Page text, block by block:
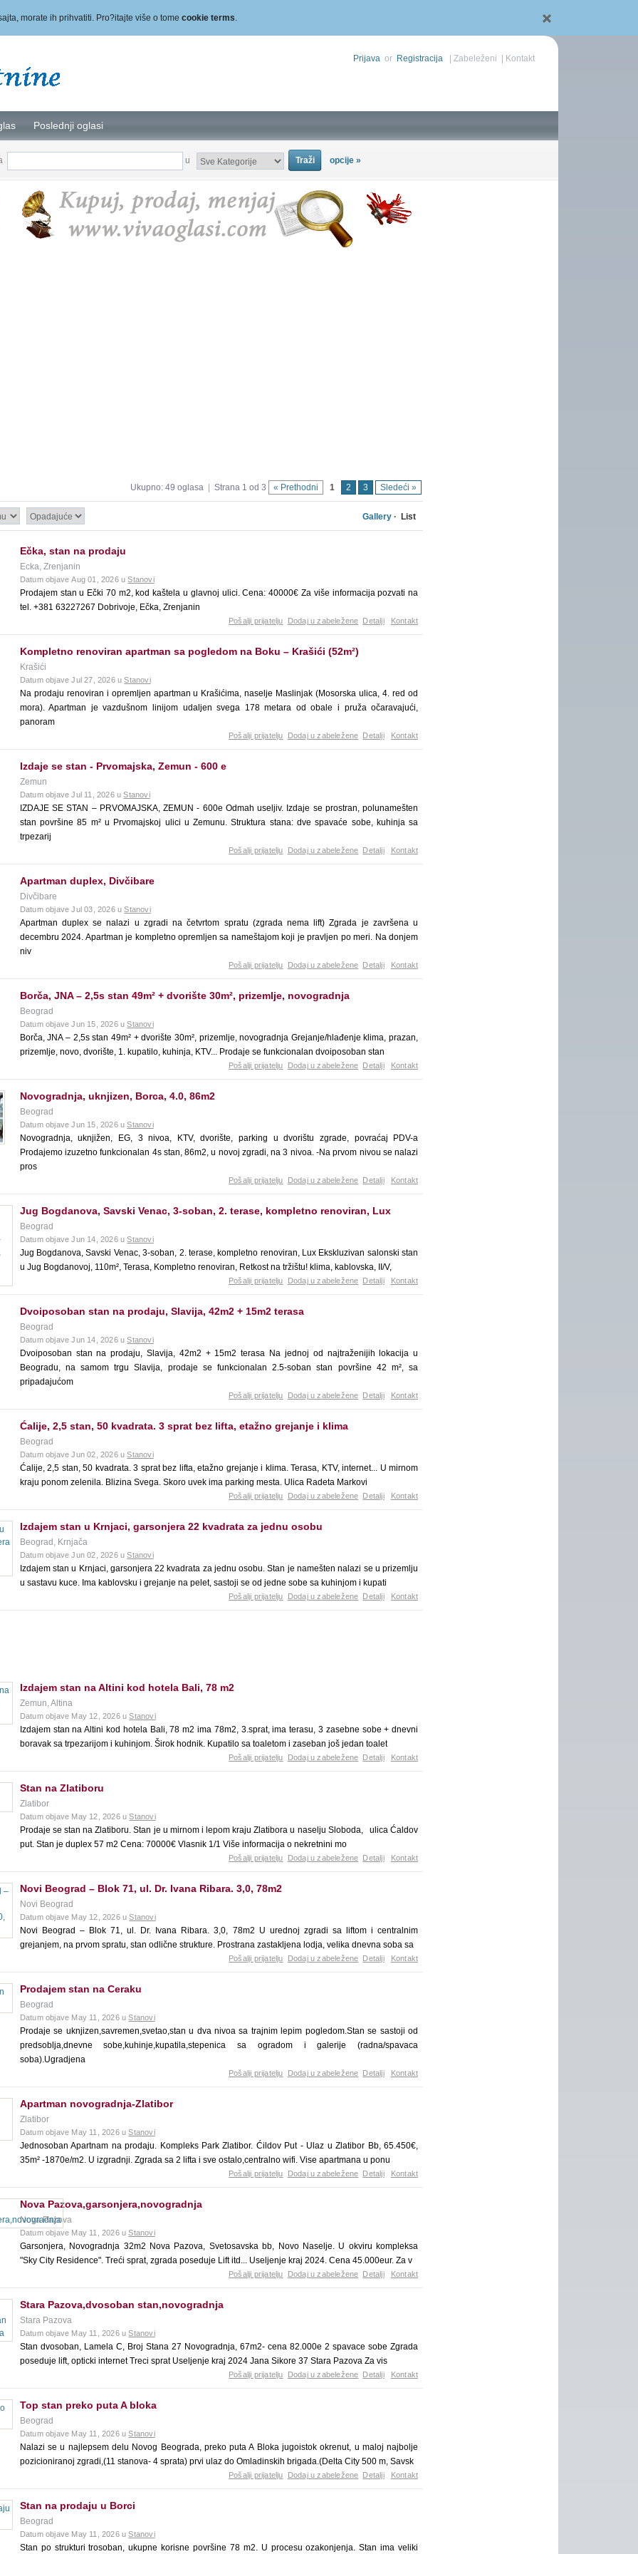
morate ih prihvatiti. Pro?itajte više o tome cookie terms.
Prijava or Registracija Zabeleženi Kontakt
Poslednji oglasi
u opcije »
Ukupno: 49 oglasa Strana 1 od 3 « Prethodni 1 2 3 Sledeći »
Gallery · List
Ečka, stan na prodaju
Ecka, Zrenjanin
Datum objave Aug 01, 2026 uStanovi
Prodajem stan u Ečki 70 m2, kod kaštela u glavnoj ulici. Cena: 40000€ Za više informacija pozvati na
tel. +381 63227267 Dobrivoje, Ečka, Zrenjanin
Pošalji prijatelju Dodaj u zabeležene Detalji Kontakt
Kompletno renoviran apartman sa pogledom na Boku – Krašići (52m²)
Krašići
Datum objave Jul 27, 2026 uStanovi
Na prodaju renoviran i opremljen apartman u Krašićima, naselje Maslinjak (Mosorska ulica, 4. red od
mora). Apartman je vazdušnom linijom udaljen svega 178 metara od obale i pruža očaravajući,
panoram
Pošalji prijatelju Dodaj u zabeležene Detalji Kontakt
Izdaje se stan - Prvomajska, Zemun - 600 e
Zemun
Datum objave Jul 11, 2026 uStanovi
IZDAJE SE STAN – PRVOMAJSKA, ZEMUN - 600e Odmah useljiv. Izdaje se prostran, polunamešten
stan površine 85 m² u Prvomajskoj ulici u Zemunu. Struktura stana: dve spavaće sobe, kuhinja sa
trpezarij
Pošalji prijatelju Dodaj u zabeležene Detalji Kontakt
Apartman duplex, Divčibare
Divčibare
Datum objave Jul 03, 2026 uStanovi
Apartman duplex se nalazi u zgradi na četvrtom spratu (zgrada nema lift) Zgrada je završena u
decembru 2024. Apartman je kompletno opremljen sa nameštajom koji je pravljen po meri. Na donjem
niv
Pošalji prijatelju Dodaj u zabeležene Detalji Kontakt
Borča, JNA – 2,5s stan 49m² + dvorište 30m², prizemlje, novogradnja
Beograd
Datum objave Jun 15, 2026 uStanovi
Borča, JNA – 2,5s stan 49m² + dvorište 30m², prizemlje, novogradnja Grejanje/hlađenje klima, prazan,
prizemlje, novo, dvorište, 1. kupatilo, kuhinja, KTV... Prodaje se funkcionalan dvoiposoban stan
Pošalji prijatelju Dodaj u zabeležene Detalji Kontakt
Novogradnja, uknjizen, Borca, 4.0, 86m2
Beograd
Datum objave Jun 15, 2026 uStanovi
Novogradnja, uknjižen, EG, 3 nivoa, KTV, dvorište, parking u dvorištu zgrade, povraćaj PDV-a
Prodajemo izuzetno funkcionalan 4s stan, 86m2, u novoj zgradi, na 3 nivoa. -Na prvom nivou se nalazi
pros
Pošalji prijatelju Dodaj u zabeležene Detalji Kontakt
Jug Bogdanova, Savski Venac, 3-soban, 2. terase, kompletno renoviran, Lux
Beograd
Datum objave Jun 14, 2026 uStanovi
Jug Bogdanova, Savski Venac, 3-soban, 2. terase, kompletno renoviran, Lux Ekskluzivan salonski stan
u Jug Bogdanovoj, 110m², Terasa, Kompletno renoviran, Retkost na tržištu! klima, kablovska, II/V,
Pošalji prijatelju Dodaj u zabeležene Detalji Kontakt
Dvoiposoban stan na prodaju, Slavija, 42m2 + 15m2 terasa
Beograd
Datum objave Jun 14, 2026 uStanovi
Dvoiposoban stan na prodaju, Slavija, 42m2 + 15m2 terasa Na jednoj od najtraženijih lokacija u
Beogradu, ​na samom trgu Slavija, prodaje se funkcionalan 2.5-soban stan površine 42 m², sa
pripadajućom
Pošalji prijatelju Dodaj u zabeležene Detalji Kontakt
Ćalije, 2,5 stan, 50 kvadrata. 3 sprat bez lifta, etažno grejanje i klima
Beograd
Datum objave Jun 02, 2026 uStanovi
Ćalije, 2,5 stan, 50 kvadrata. 3 sprat bez lifta, etažno grejanje i klima. Terasa, KTV, internet... U mirnom
kraju ponom zelenila. Blizina Svega. Skoro uvek ima parking mesta. Ulica Radeta Markovi
Pošalji prijatelju Dodaj u zabeležene Detalji Kontakt
Izdajem stan u Krnjaci, garsonjera 22 kvadrata za jednu osobu
Beograd, Krnjača
Datum objave Jun 02, 2026 uStanovi
Izdajem stan u Krnjaci, garsonjera 22 kvadrata za jednu osobu. Stan je namešten nalazi se u prizemlju
u sastavu kuce. Ima kablovsku i grejanje na pelet, sastoji se od jedne sobe sa kuhinjom i kupati
Pošalji prijatelju Dodaj u zabeležene Detalji Kontakt
Izdajem stan na Altini kod hotela Bali, 78 m2
Zemun, Altina
Datum objave May 12, 2026 uStanovi
Izdajem stan na Altini kod hotela Bali, 78 m2 ima 78m2, 3.sprat, ima terasu, 3 zasebne sobe + dnevni
boravak sa trpezarijom i kuhinjom. Širok hodnik. Kupatilo sa toaletom i zaseban još jedan toalet
Pošalji prijatelju Dodaj u zabeležene Detalji Kontakt
Stan na Zlatiboru
Zlatibor
Datum objave May 12, 2026 uStanovi
Prodaje se stan na Zlatiboru. Stan je u mirnom i lepom kraju Zlatibora u naselju Sloboda, ulica Ćaldov
put. Stan je duplex 57 m2 Cena: 70000€ Vlasnik 1/1 Više informacija o nekretnini mo
Pošalji prijatelju Dodaj u zabeležene Detalji Kontakt
Novi Beograd – Blok 71, ul. Dr. Ivana Ribara. 3,0, 78m2
Novi Beograd
Datum objave May 12, 2026 uStanovi
Novi Beograd – Blok 71, ul. Dr. Ivana Ribara. 3,0, 78m2 U urednoj zgradi sa liftom i centralnim
grejanjem, na prvom spratu, stan odlične strukture. Prostrana zastakljena lodja, velika dnevna soba sa
Pošalji prijatelju Dodaj u zabeležene Detalji Kontakt
Prodajem stan na Ceraku
Beograd
Datum objave May 11, 2026 uStanovi
Prodaje se uknjizen,savremen,svetao,stan u dva nivoa sa trajnim lepim pogledom.Stan se sastoji od
predsoblja,dnevne sobe,kuhinje,kupatila,stepenica sa ogradom i galerije (radna/spavaca
soba).Ugradjena
Pošalji prijatelju Dodaj u zabeležene Detalji Kontakt
Apartman novogradnja-Zlatibor
Zlatibor
Datum objave May 11, 2026 uStanovi
Jednosoban Apartnam na prodaju. Kompleks Park Zlatibor. Ćildov Put - Ulaz u Zlatibor Bb, 65.450€,
35m² -1870e/m2. U izgradnji. Zgrada sa 2 lifta i sve ostalo,centralno wifi. Vise apartmana u ponu
Pošalji prijatelju Dodaj u zabeležene Detalji Kontakt
Nova Pazova,garsonjera,novogradnja
Nova Pazova
Datum objave May 11, 2026 uStanovi
Garsonjera, Novogradnja 32m2 Nova Pazova, Svetosavska bb, Novo Naselje. U okviru kompleksa
"Sky City Residence". Treći sprat, zgrada poseduje Lift itd... Useljenje kraj 2024. Cena 45.000eur. Za v
Pošalji prijatelju Dodaj u zabeležene Detalji Kontakt
Stara Pazova,dvosoban stan,novogradnja
Stara Pazova
Datum objave May 11, 2026 uStanovi
Stan dvosoban, Lamela C, Broj Stana 27 Novogradnja, 67m2- cena 82.000e 2 spavace sobe Zgrada
poseduje lift, opticki internet Treci sprat Useljenje kraj 2024 Jana Sikore 37 Stara Pazova Za vis
Pošalji prijatelju Dodaj u zabeležene Detalji Kontakt
Top stan preko puta A bloka
Beograd
Datum objave May 11, 2026 uStanovi
Nalazi se u najlepsem delu Novog Beograda, preko puta A Bloka jugoistok okrenut, u maloj najbolje
pozicioniranoj zgradi,(11 stanova- 4 sprata) prvi ulaz do Omladinskih brigada.(Delta City 500 m, Savsk
Pošalji prijatelju Dodaj u zabeležene Detalji Kontakt
Stan na prodaju u Borci
Beograd
Datum objave May 11, 2026 uStanovi
Stan po strukturi trosoban, ukupne korisne površine 78 m2. U procesu ozakonjenja. Stan ima veliki